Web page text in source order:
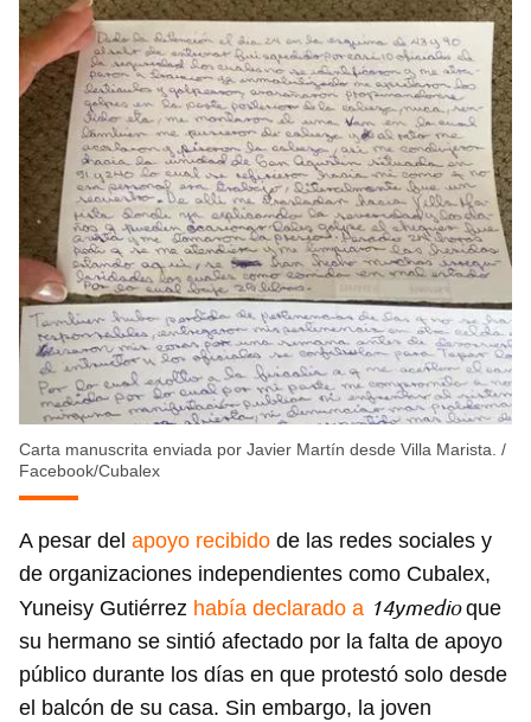
Carta manuscrita enviada por Javier Martín desde Villa Marista. /
Facebook/Cubalex
A pesar del apoyo recibido de las redes sociales y
de organizaciones independientes como Cubalex,
Yuneisy Gutiérrez había declarado a 14ymedioque
su hermano se sintió afectado por la falta de apoyo
público durante los días en que protestó solo desde
el balcón de su casa. Sin embargo, la joven